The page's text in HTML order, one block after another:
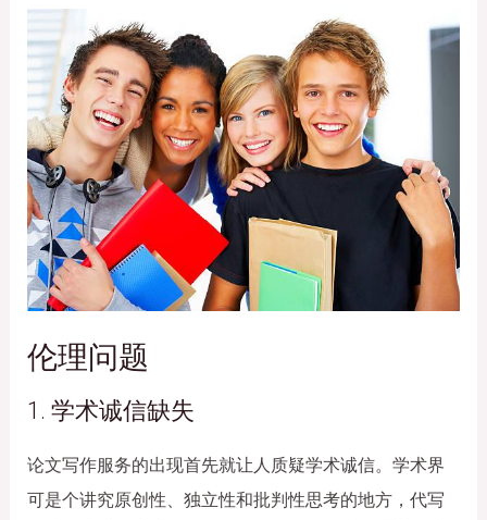
伦理问题
1. 学术诚信缺失
论文写作服务的出现首先就让人质疑学术诚信。学术界
可是个讲究原创性、独立性和批判性思考的地方，代写